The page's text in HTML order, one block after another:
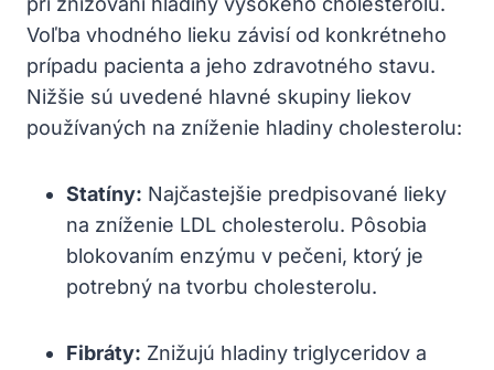
Voľba vhodného lieku ‌závisí od konkrétneho⁣
prípadu pacienta a jeho zdravotného ⁣stavu.
Nižšie sú uvedené hlavné skupiny liekov
⁢používaných na zníženie hladiny ⁣cholesterolu:
Statíny: Najčastejšie predpisované lieky
‌na zníženie LDL cholesterolu. ​Pôsobia
blokovaním enzýmu ​v pečeni, ktorý je ​
potrebný na ‍tvorbu cholesterolu.
Fibráty: Znižujú hladiny triglyceridov a⁤